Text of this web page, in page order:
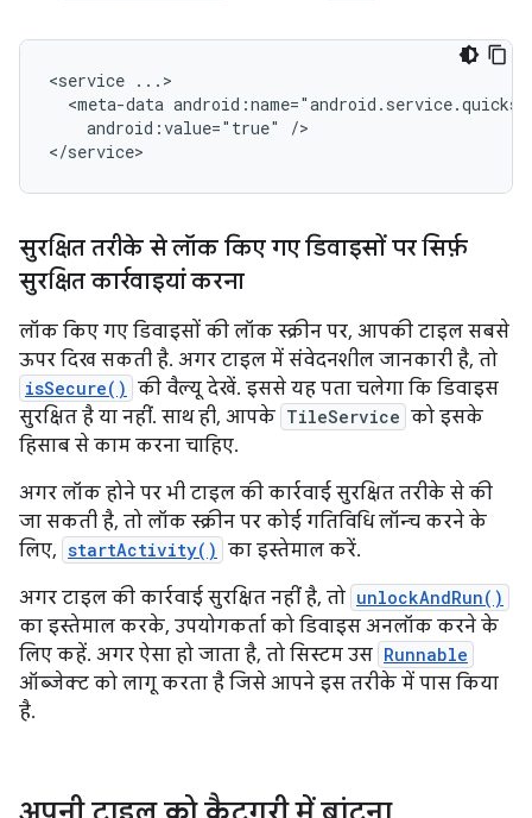
<service
<meta-data
android:value="true"
/>
सुरक्षित तरीके से लॉक किए गए डिवाइसों पर सिर्फ़
सुरक्षित कार्रवाइयां करना
लॉक किए गए डिवाइसों की लॉक स्क्रीन पर, आपकी टाइल सबसे
ऊपर दिख सकती है. अगर टाइल में संवेदनशील जानकारी है, तो
isSecure() की वैल्यू देखें. इससे यह पता चलेगा कि डिवाइस
सुरक्षित है या नहीं. साथ ही, आपके TileService को इसके
हिसाब से काम करना चाहिए.
अगर लॉक होने पर भी टाइल की कार्रवाई सुरक्षित तरीके से की
जा सकती है, तो लॉक स्क्रीन पर कोई गतिविधि लॉन्च करने के
लिए, startActivity() का इस्तेमाल करें.
अगर टाइल की कार्रवाई सुरक्षित नहीं है, तो unlockAndRun()
का इस्तेमाल करके, उपयोगकर्ता को डिवाइस अनलॉक करने के
लिए कहें. अगर ऐसा हो जाता है, तो सिस्टम उस Runnable
ऑब्जेक्ट को लागू करता है जिसे आपने इस तरीके में पास किया
है.